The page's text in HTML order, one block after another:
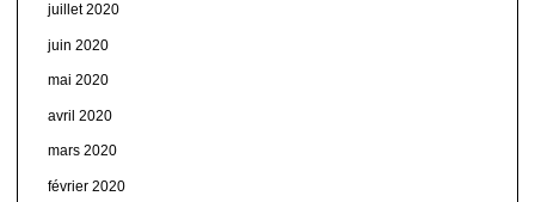
juillet 2020
juin 2020
mai 2020
avril 2020
mars 2020
février 2020